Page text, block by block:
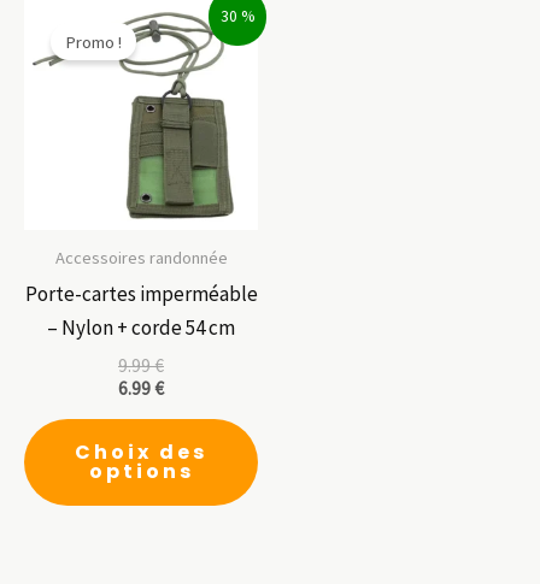
Les
du
30 %
Promo !
Accessoires randonnée
Porte-cartes imperméable
– Nylon + corde 54 cm
9.99€
6.99€
Choix des
options
produit